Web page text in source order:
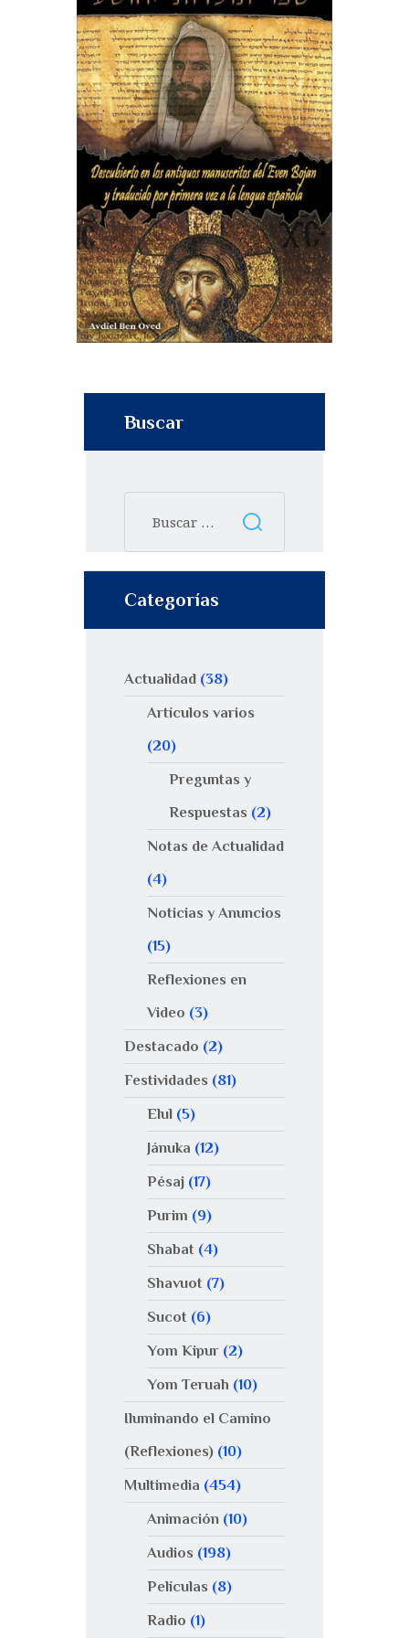
Buscar
Categorías
Actualidad (38)
Artículos varios
(20)
Preguntas y
Respuestas (2)
Notas de Actualidad
(4)
Noticias y Anuncios
(15)
Reflexiones en
Video (3)
Destacado (2)
Festividades (81)
Elul(5)
Jánuka (12)
Pésaj(17)
Purim (9)
Shabat(4)
Shavuot(7)
Sucot(6)
Yom Kipur(2)
Yom Teruah (10)
Iluminando el Camino
(Reflexiones) (10)
Multimedia (454)
Animación(10)
Audios (198)
Películas (8)
Radio (1)